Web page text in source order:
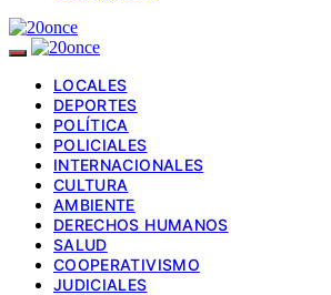
LOCALES
DEPORTES
POLÍTICA
POLICIALES
INTERNACIONALES
CULTURA
AMBIENTE
DERECHOS HUMANOS
SALUD
COOPERATIVISMO
JUDICIALES